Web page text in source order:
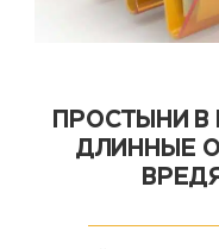
ПРОСТЫНИ В
ДЛИННЫЕ